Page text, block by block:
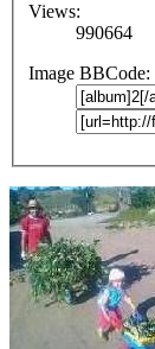
Views:
990664
Image BBCode: